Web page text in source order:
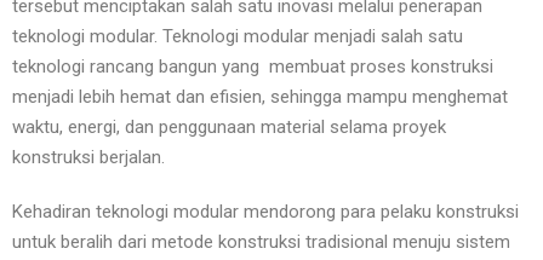
tersebut menciptakan salah satu inovasi melalui penerapan
teknologi modular. Teknologi modular menjadi salah satu
teknologi rancang bangun yang membuat proses konstruksi
menjadi lebih hemat dan efisien, sehingga mampu menghemat
waktu, energi, dan penggunaan material selama proyek
konstruksi berjalan.
Kehadiran teknologi modular mendorong para pelaku konstruksi
untuk beralih dari metode konstruksi tradisional menuju sistem